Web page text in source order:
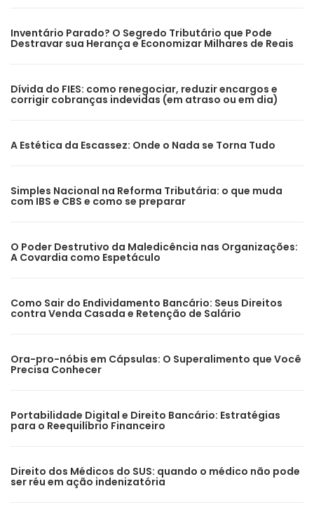
Inventário Parado? O Segredo Tributário que Pode
Destravar sua Herança e Economizar Milhares de Reais
Dívida do FIES: como renegociar, reduzir encargos e
corrigir cobranças indevidas (em atraso ou em dia)
A Estética da Escassez: Onde o Nada se Torna Tudo
Simples Nacional na Reforma Tributária: o que muda
com IBS e CBS e como se preparar
O Poder Destrutivo da Maledicência nas Organizações:
A Covardia como Espetáculo
Como Sair do Endividamento Bancário: Seus Direitos
contra Venda Casada e Retenção de Salário
Ora-pro-nóbis em Cápsulas: O Superalimento que Você
Precisa Conhecer
Portabilidade Digital e Direito Bancário: Estratégias
para o Reequilíbrio Financeiro
Direito dos Médicos do SUS: quando o médico não pode
ser réu em ação indenizatória